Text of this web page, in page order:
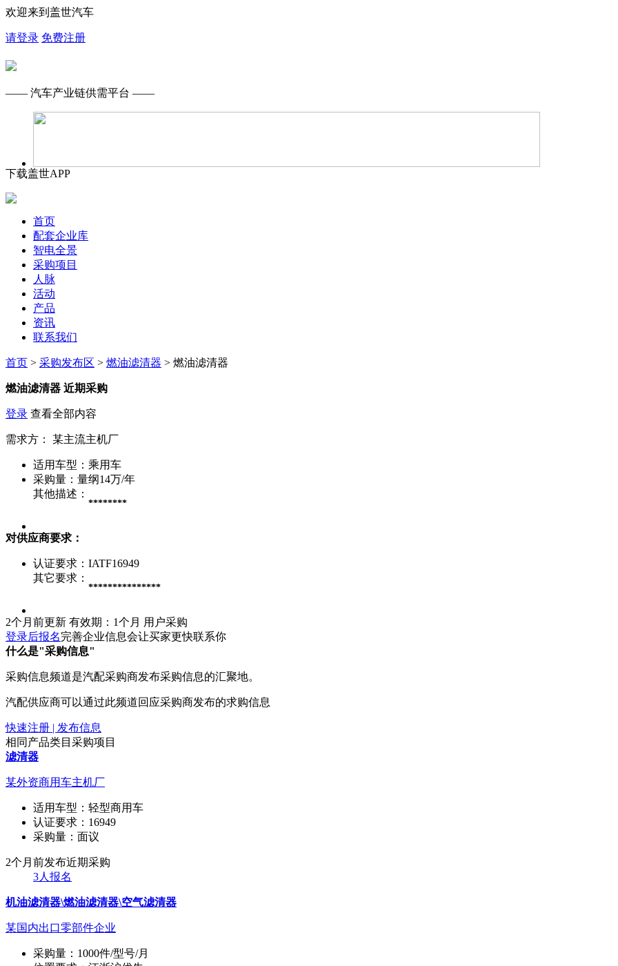
欢迎来到盖世汽车
请登录 免费注册
—— 汽车产业链供需平台 ——
下载盖世APP
首页
配套企业库
智电全景
采购项目
人脉
活动
产品
资讯
联系我们
首页 > 采购发布区 > 燃油滤清器 > 燃油滤清器
燃油滤清器 近期采购
登录 查看全部内容
需求方： 某主流主机厂
适用车型： 乘用车
采购量： 量纲14万/年
其他描述：
********
对供应商要求：
认证要求： IATF16949
其它要求：
***************
2个月前更新 有效期：1个月 用户采购
登录后报名完善企业信息会让买家更快联系你
什么是"采购信息"
采购信息频道是汽配采购商发布采购信息的汇聚地。
汽配供应商可以通过此频道回应采购商发布的求购信息
快速注册 | 发布信息
相同产品类目采购项目
滤清器
某外资商用车主机厂
适用车型： 轻型商用车
认证要求： 16949
采购量： 面议
2个月前发布近期采购
3人报名
机油滤清器\燃油滤清器\空气滤清器
某国内出口零部件企业
采购量： 1000件/型号/月